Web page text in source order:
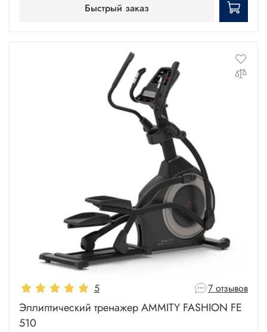
Быстрый заказ
5 7 отзывов
Эллиптический тренажер AMMITY FASHION FE
510